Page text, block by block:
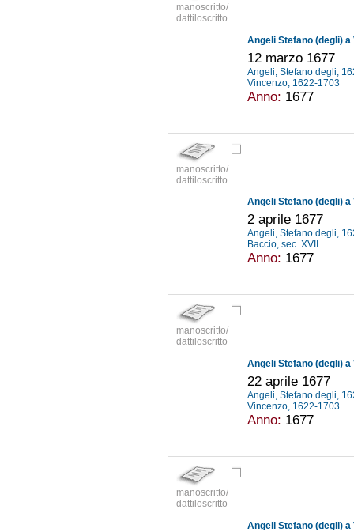
manoscritto/
dattiloscritto
Angeli Stefano (degli)
12 marzo 1677
Angeli, Stefano degli,
Vincenzo, 1622-1703
Anno: 1677
manoscritto/
dattiloscritto
Angeli Stefano (degli)
2 aprile 1677
Angeli, Stefano degli,
Baccio, sec. XVII
...
Anno: 1677
manoscritto/
dattiloscritto
Angeli Stefano (degli)
22 aprile 1677
Angeli, Stefano degli,
Vincenzo, 1622-1703
Anno: 1677
manoscritto/
dattiloscritto
Angeli Stefano (degli)